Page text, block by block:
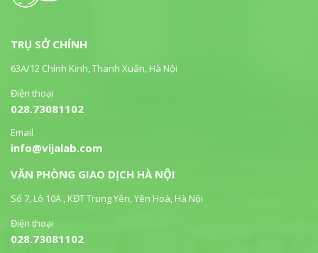
TRỤ SỞ CHÍNH
63A/12 Chính Kinh, Thanh Xuân, Hà Nội
Điện thoại
028.73081102
Email
info@vijalab.com
VĂN PHÒNG GIAO DỊCH HÀ NỘI
Số 7, Lô 10A , KĐT Trung Yên, Yên Hoà, Hà Nội
Điện thoại
028.73081102